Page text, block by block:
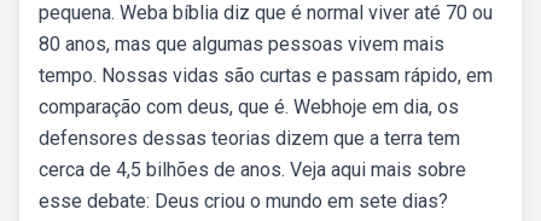
pequena. Weba bíblia diz que é normal viver até 70 ou
80 anos, mas que algumas pessoas vivem mais
tempo. Nossas vidas são curtas e passam rápido, em
comparação com deus, que é. Webhoje em dia, os
defensores dessas teorias dizem que a terra tem
cerca de 4,5 bilhões de anos. Veja aqui mais sobre
esse debate: Deus criou o mundo em sete dias?